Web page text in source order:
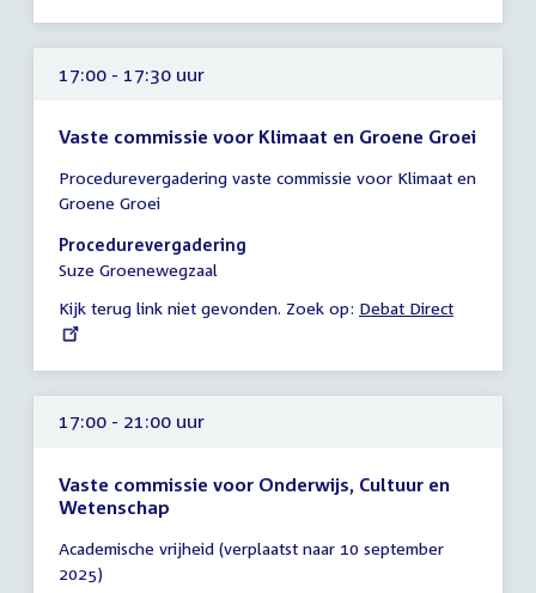
17:00 - 17:30 uur
Vaste commissie voor Klimaat en Groene Groei
vergadering
17:00
-
17:30
Procedurevergadering vaste commissie voor Klimaat en
Groene Groei
Procedurevergadering
Suze Groenewegzaal
Kijk terug link niet gevonden. Zoek op: External
Debat Direct
17:00 - 21:00 uur
Vaste commissie voor Onderwijs, Cultuur en
Wetenschap
vergadering
17:00
Academische vrijheid (verplaatst naar 10 september
2025)